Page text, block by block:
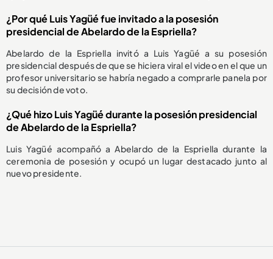
¿Por qué Luis Yagüé fue invitado a la posesión
presidencial de Abelardo de la Espriella?
Abelardo de la Espriella invitó a Luis Yagüé a su posesión
presidencial después de que se hiciera viral el video en el que un
profesor universitario se habría negado a comprarle panela por
su decisión de voto.
¿Qué hizo Luis Yagüé durante la posesión presidencial
de Abelardo de la Espriella?
Luis Yagüé acompañó a Abelardo de la Espriella durante la
ceremonia de posesión y ocupó un lugar destacado junto al
nuevo presidente.